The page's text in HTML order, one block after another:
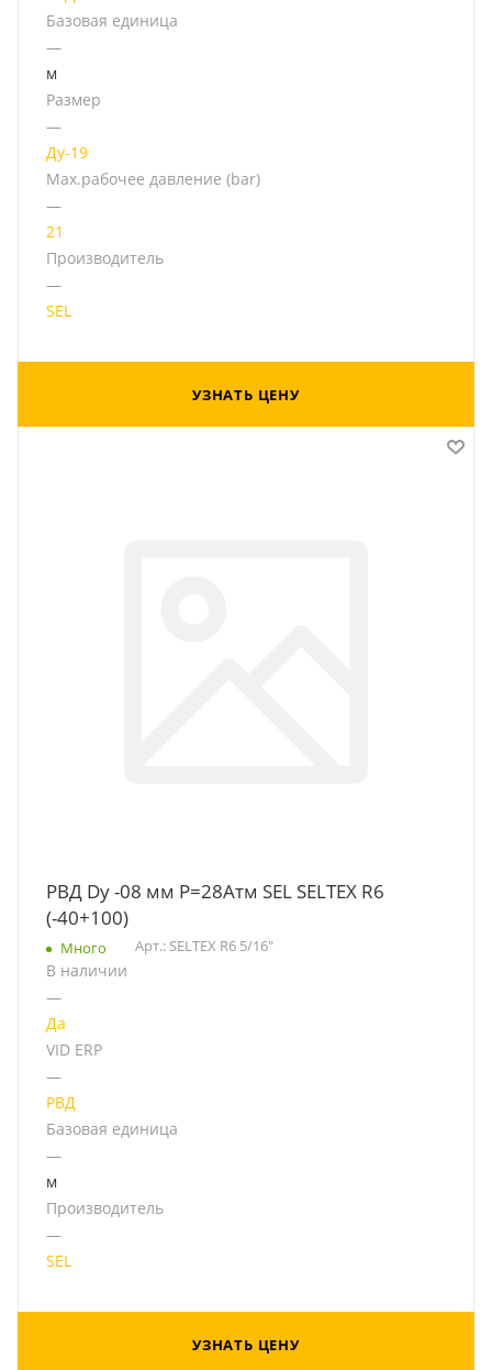
Базовая единица
—
м
Размер
—
Ду-19
Мах.рабочее давление (bar)
—
21
Производитель
—
SEL
УЗНАТЬ ЦЕНУ
РВД Dу -08 мм Р=28Атм SEL SELTEX R6
(-40+100)
Много Арт.: SELTEX R6 5/16"
В наличии
—
Да
VID ERP
—
РВД
Базовая единица
—
м
Производитель
—
SEL
УЗНАТЬ ЦЕНУ